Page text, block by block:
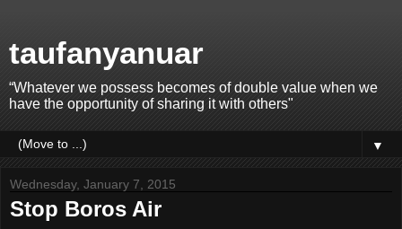
taufanyanuar
“Whatever we possess becomes of double value when we
have the opportunity of sharing it with others"
▼
Wednesday, January 7, 2015
Stop Boros Air